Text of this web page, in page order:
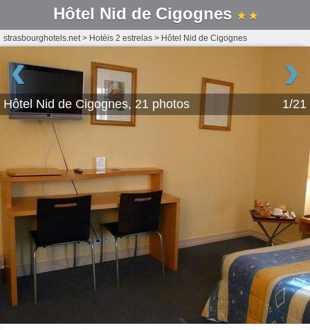
Hôtel Nid de Cigognes ★ ★
strasbourghotels.net> Hotéis 2 estrelas > Hôtel Nid de Cigognes
‹ ›
Hôtel Nid de Cigognes, 21 photos 1/21